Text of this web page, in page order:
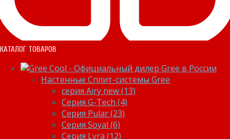
КАТАЛОГ ТОВАРОВ
Настенные Сплит-системы Gree
серия Airy new (13)
Серия G-Tech (4)
Серия Pular (23)
Cерия Soyal (6)
Серия Lyra (12)